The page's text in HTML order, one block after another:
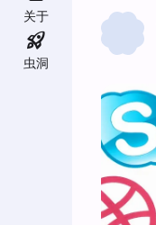
关于
虫洞
rocket_launch